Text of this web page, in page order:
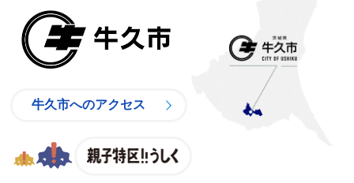
牛久市へのアクセス